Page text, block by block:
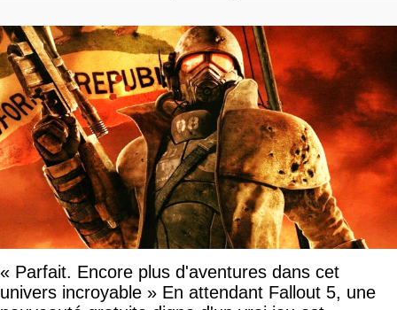
« Parfait. Encore plus d'aventures dans cet
univers incroyable » En attendant Fallout 5, une